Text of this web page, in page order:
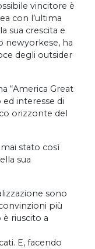
vincitore è
con l’ultima
sua crescita e
newyorkese, ha
degli outsider
“America Great
interesse di
orizzonte del
stato così
sua
sono
più
riuscito a
E, facendo